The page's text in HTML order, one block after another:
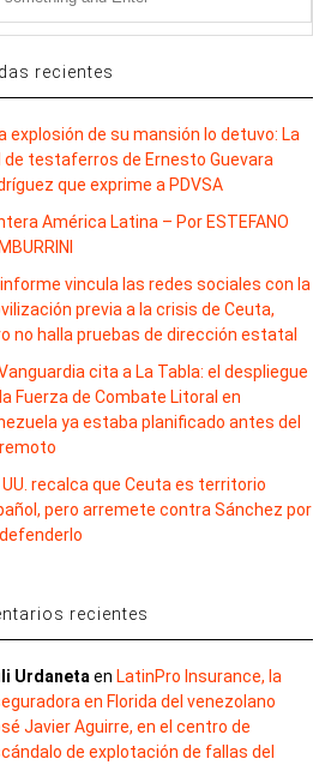
recientes
explosión de su mansión lo detuvo: La
de testaferros de Ernesto Guevara
que exprime a PDVSA
América Latina – Por ESTEFANO
vincula las redes sociales con la
previa a la crisis de Ceuta,
no halla pruebas de dirección estatal
cita a La Tabla: el despliegue
Fuerza de Combate Litoral en
ya estaba planificado antes del
UU. recalca que Ceuta es territorio
pero arremete contra Sánchez por
recientes
Urdaneta en LatinPro Insurance, la
en Florida del venezolano
Javier Aguirre, en el centro de
de explotación de fallas del